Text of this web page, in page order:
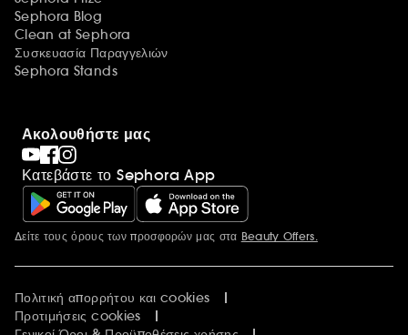
Sephora Blog
Clean at Sephora
Συσκευασία Παραγγελιών
Sephora Stands
Ακολουθήστε μας
Κατεβάστε το Sephora App
Περισσότερες πληροφορίες
Δείτε τους όρους των προσφορών μας στα Beauty Offers.
Πολιτική απορρήτου και cookies
Προτιμήσεις cookies